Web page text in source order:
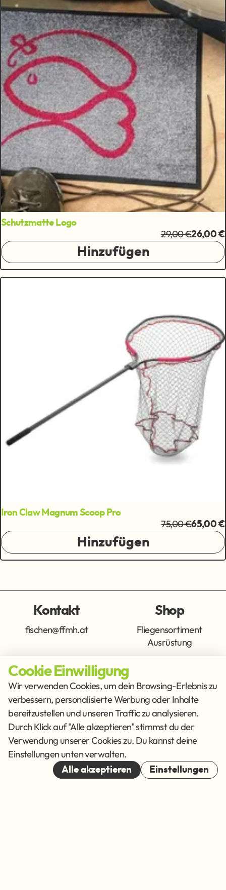
Schutzmatte Logo
29,00 €26,00 €
Hinzufügen
Iron Claw Magnum Scoop Pro
75,00 €65,00 €
Hinzufügen
Kontakt
fischen@ffmh.at
Shop
Fliegensortiment
Ausrüstung
Info
Impressum
Datenschutz
AGB
Get Social
© 2026
Cookie Einwilligung
Wir verwenden Cookies, um dein Browsing-Erlebnis zu
verbessern, personalisierte Werbung oder Inhalte
bereitzustellen und unseren Traffic zu analysieren.
Durch Klick auf "Alle akzeptieren" stimmst du der
Verwendung unserer Cookies zu. Du kannst deine
Einstellungen unten verwalten.
Alle akzeptieren Einstellungen